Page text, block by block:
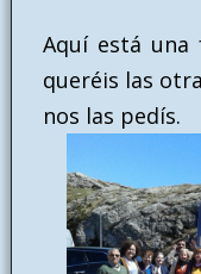
Aquí está
queréis las
nos las pedís.